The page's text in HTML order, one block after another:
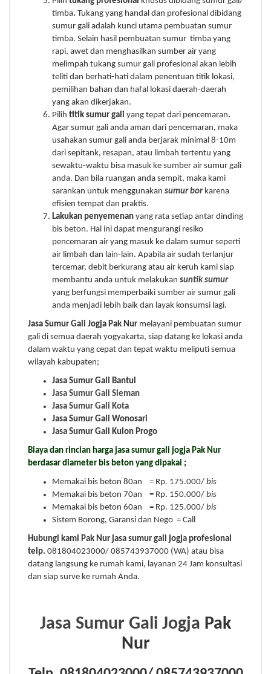
timba. Tukang yang handal dan profesional dibidang
sumur gali adalah kunci utama pembuatan sumur
timba. Selain hasil pembuatan sumur timba yang
rapi, awet dan menghasilkan sumber air yang
melimpah tukang sumur gali profesional akan lebih
teliti dan berhati-hati dalam penentuan titik lokasi,
pemilihan bahan dan hafal lokasi daerah-daerah
yang akan dikerjakan.
Pilih titik sumur gali yang tepat dari pencemaran.
Agar sumur gali anda aman dari pencemaran, maka
usahakan sumur gali anda berjarak minimal 8-10m
dari sepitank, resapan, atau limbah tertentu yang
sewaktu-waktu bisa masuk ke sumber air sumur gali
anda. Dan bila ruangan anda sempit, maka kami
sarankan untuk menggunakan sumur borkarena
efisien tempat dan praktis.
Lakukan penyemenan yang rata setiap antar dinding
bis beton. Hal ini dapat mengurangi resiko
pencemaran air yang masuk ke dalam sumur seperti
air limbah dan lain-lain. Apabila air sudah terlanjur
tercemar, debit berkurang atau air keruh kami siap
membantu anda untuk melakukan suntik sumur
yang berfungsi memperbaiki sumber air sumur gali
anda menjadi lebih baik dan layak konsumsi lagi.
Jasa Sumur Gali Jogja Pak Nur melayani pembuatan sumur
gali di semua daerah yogyakarta, siap datang ke lokasi anda
dalam waktu yang cepat dan tepat waktu meliputi semua
wilayah kabupaten;
Jasa Sumur Gali Bantul
Jasa Sumur Gali Sleman
Jasa Sumur Gali Kota
Jasa Sumur Gali Wonosari
Jasa Sumur Gali Kulon Progo
Biaya dan rincian harga jasa sumur gali jogja Pak Nur
berdasar diameter bis beton yang dipakai ;
Memakai bis beton 80an = Rp. 175.000/ bis
Memakai bis beton 70an = Rp. 150.000/ bis
Memakai bis beton 60an = Rp. 125.000/ bis
Sistem Borong, Garansi dan Nego = Call
Hubungi kami Pak Nur jasa sumur gali jogja profesional
telp. 081804023000/ 085743937000 (WA) atau bisa
datang langsung ke rumah kami, layanan 24 Jam konsultasi
dan siap surve ke rumah Anda.
Jasa Sumur Gali Jogja Pak
Nur